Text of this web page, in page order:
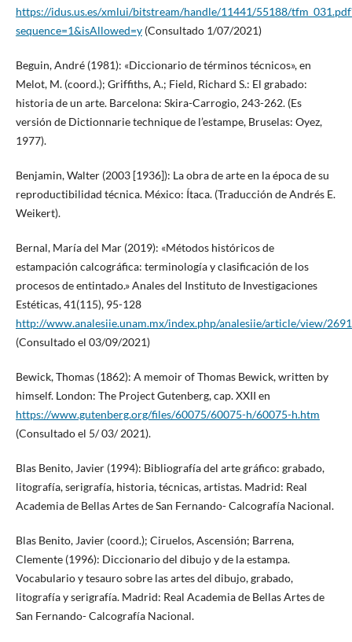
https://idus.us.es/xmlui/bitstream/handle/11441/55188/
sequence=1&isAllowed=y(Consultado 1/07/2021)
Beguin, André (1981): «Diccionario de términos técnicos», en
Melot, M. (coord.); Griffiths, A.; Field, Richard S.: El grabado:
historia de un arte. Barcelona: Skira-Carrogio, 243-262. (Es
versión de Dictionnarie technique de l’estampe, Bruselas: Oyez,
1977).
Benjamin, Walter (2003 [1936]): La obra de arte en la época de su
reproductibilidad técnica. México: Ítaca. (Traducción de Andrés E.
Weikert).
Bernal, María del Mar (2019): «Métodos históricos de
estampación calcográfica: terminología y clasificación de los
procesos de entintado.» Anales del Instituto de Investigaciones
Estéticas, 41(115), 95-128
http://www.analesiie.unam.mx/index.php/analesiie/article/view/2691
(Consultado el 03/09/2021)
Bewick, Thomas (1862): A memoir of Thomas Bewick, written by
himself. London: The Project Gutenberg, cap. XXII en
https://www.gutenberg.org/files/60075/60075-h/60075-h.htm
(Consultado el 5/ 03/ 2021).
Blas Benito, Javier (1994): Bibliografía del arte gráfico: grabado,
litografía, serigrafía, historia, técnicas, artistas. Madrid: Real
Academia de Bellas Artes de San Fernando- Calcografía Nacional.
Blas Benito, Javier (coord.); Ciruelos, Ascensión; Barrena,
Clemente (1996): Diccionario del dibujo y de la estampa.
Vocabulario y tesauro sobre las artes del dibujo, grabado,
litografía y serigrafía. Madrid: Real Academia de Bellas Artes de
San Fernando- Calcografía Nacional.